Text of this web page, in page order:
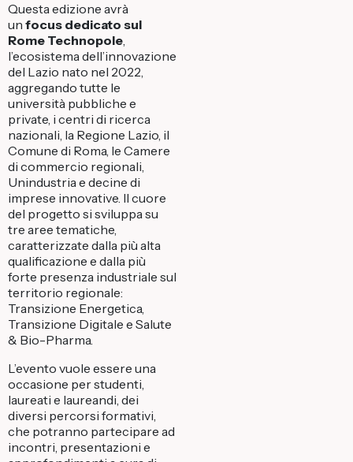
Questa edizione avrà
un focus dedicato sul
Rome Technopole,
l’ecosistema dell’innovazione
del Lazio nato nel 2022,
aggregando tutte le
università pubbliche e
private, i centri di ricerca
nazionali, la Regione Lazio, il
Comune di Roma, le Camere
di commercio regionali,
Unindustria e decine di
imprese innovative. Il cuore
del progetto si sviluppa su
tre aree tematiche,
caratterizzate dalla più alta
qualificazione e dalla più
forte presenza industriale sul
territorio regionale:
Transizione Energetica,
Transizione Digitale e Salute
& Bio-Pharma.
L’evento vuole essere una
occasione per studenti,
laureati e laureandi, dei
diversi percorsi formativi,
che potranno partecipare ad
incontri, presentazioni e